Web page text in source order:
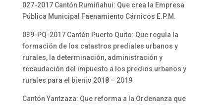
027-2017 Cantón Rumiñahui: Que crea la Empresa
Pública Municipal Faenamiento Cárnicos E.P.M.
039-PQ-2017 Cantón Puerto Quito: Que regula la
formación de los catastros prediales urbanos y
rurales, la determinación, administración y
recaudación del impuesto a los predios urbanos y
rurales para el bienio 2018 – 2019
Cantón Yantzaza: Que reforma a la Ordenanza que